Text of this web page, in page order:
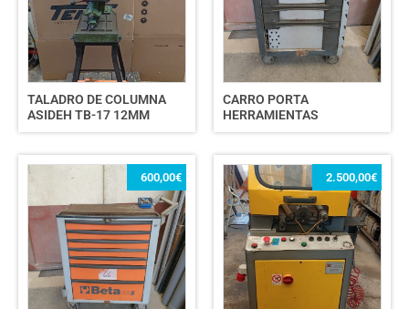
TALADRO DE COLUMNA
ASIDEH TB-17 12MM
CARRO PORTA
HERRAMIENTAS
600,00€ 2.500,00€